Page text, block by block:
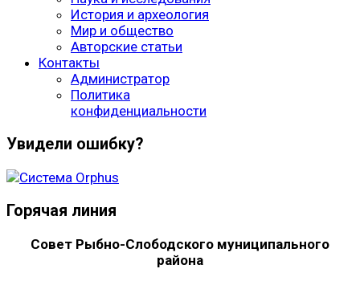
История и археология
Мир и общество
Авторские статьи
Контакты
Администратор
Политика
конфиденциальности
Увидели ошибку?
Горячая линия
Совет Рыбно-Слободского муниципального
района